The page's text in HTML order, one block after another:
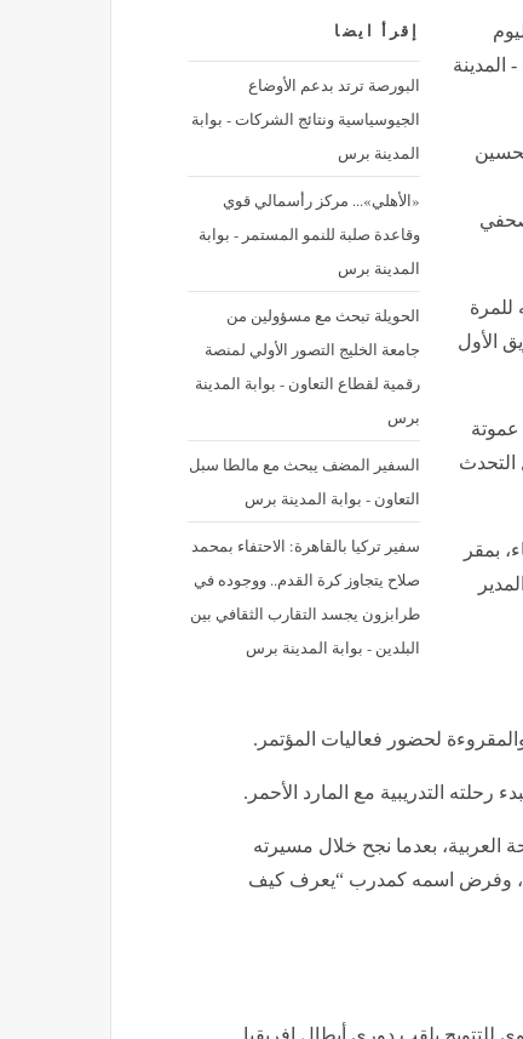
إقرأ ايضا
البورصة ترتد بدعم الأوضاع
الجيوسياسية ونتائج الشركات - بوابة
المدينة برس
«الأهلي»... مركز رأسمالي قوي
وقاعدة صلبة للنمو المستمر - بوابة
المدينة برس
الحويلة تبحث مع مسؤولين من
جامعة الخليج التصور الأولي لمنصة
رقمية لقطاع التعاون - بوابة المدينة
برس
السفير المضف يبحث مع مالطا سبل
التعاون - بوابة المدينة برس
سفير تركيا بالقاهرة: الاحتفاء بمحمد
صلاح يتجاوز كرة القدم.. ووجوده في
طرابزون يجسد التقارب الثقافي بين
البلدين - بوابة المدينة برس
للمرة
الأول
عموتة
التحدث
بمقر
لحضور فعاليات المؤتمر.
التدريبية مع المارد الأحمر.
العربية، بعدما نجح خلال مسيرته
وفرض اسمه كمدرب “يعرف كيف
للتتويج بلقب دوري أبطال إفريقيا